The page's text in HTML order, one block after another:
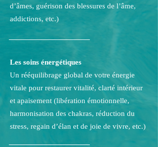
d’âmes, guérison des blessures de l’âme,
addictions, etc.)
Les soins énergétiques
Un rééquilibrage global de votre énergie
vitale pour restaurer vitalité, clarté intérieur
et apaisement (libération émotionnelle,
harmonisation des chakras, réduction du
stress, regain d’élan et de joie de vivre, etc.)